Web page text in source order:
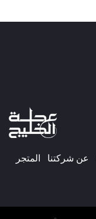
عن شركتنا​ المتجر